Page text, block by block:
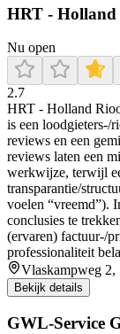
HRT - Holland
Nu open
2.7
HRT - Holland
is een loodgieters-/
reviews en een
reviews laten een
werkwijze, terwijl
transparantie/
voelen “vreemd”).
conclusies te
(ervaren) factuur-/
professionaliteit
Vlaskampweg 2,
Bekijk details
GWL-Service